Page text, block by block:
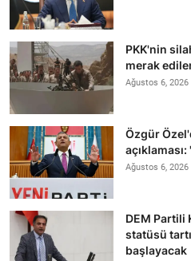
PKK'nin
merak
Ağustos 6, 2026
Özgür
Ağustos 6, 2026
DEM Partili
statüsü
başlayacak